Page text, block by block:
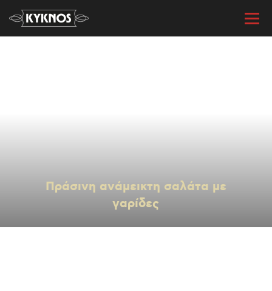
Πράσινη ανάμεικτη σαλάτα με
γαρίδες